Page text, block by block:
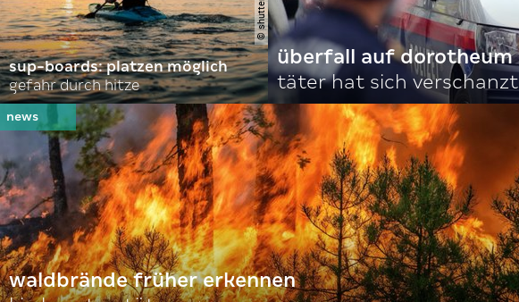
sup-boards: platzen möglich
gefahr durch hitze
überfall auf dorotheum
täter hat sich verschanzt
waldbrände früher erkennen